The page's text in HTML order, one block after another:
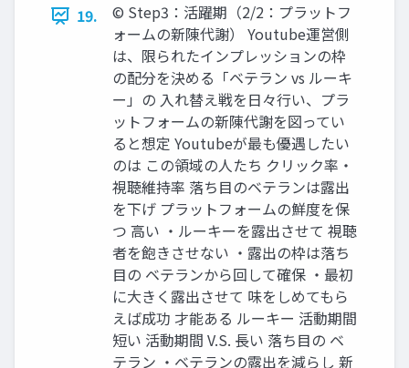
19.
©︎ Step3：活躍期（2/2：プラットフ
ォームの新陳代謝） Youtube運営側
は、限られたインプレッションの枠
の配分を決める「ベテラン vs ルーキ
ー」の 入れ替え戦を日々行い、プラ
ットフォームの新陳代謝を図ってい
ると想定 Youtubeが最も優遇したい
のは この領域の人たち クリック率・
視聴維持率 落ち目のベテランは露出
を下げ プラットフォームの鮮度を保
つ 高い ・ルーキーを露出させて 視聴
者を飽きさせない ・露出の枠は落ち
目の ベテランから回して確保 ・最初
に大きく露出させて 味をしめてもら
えば成功 才能ある ルーキー 活動期間
短い 活動期間 V.S. 長い 落ち目の ベ
テラン ・ベテランの露出を減らし 新